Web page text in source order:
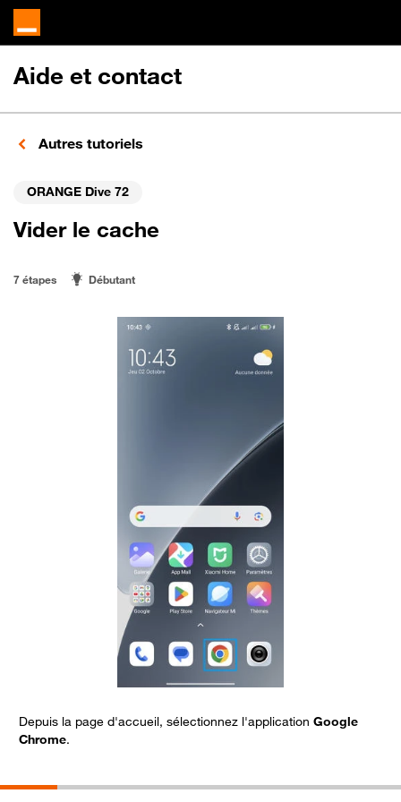
Aide et contact
Autres tutoriels
ORANGE Dive 72
Vider le cache
7 étapes Débutant
Depuis la page d'accueil, sélectionnez l'application Google
Chrome.